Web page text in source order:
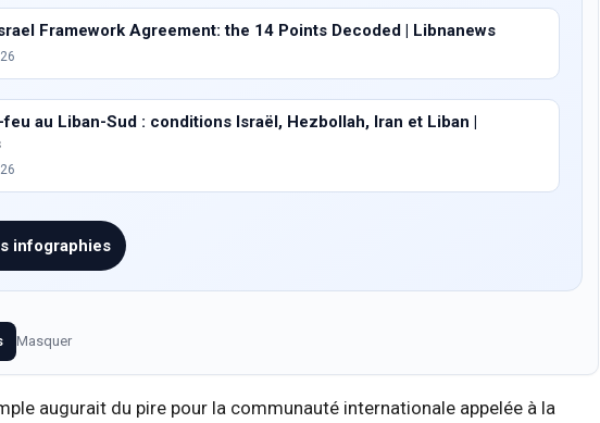
Framework Agreement: the 14 Points Decoded | Libnanews
au Liban-Sud : conditions Israël, Hezbollah, Iran et Liban |
infographies
Masquer
augurait du pire pour la communauté internationale appelée à la